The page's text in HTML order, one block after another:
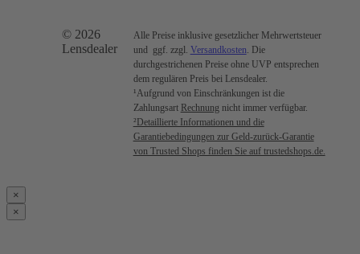
© 2026
Lensdealer
Alle Preise inklusive gesetzlicher Mehrwertsteuer
und ggf. zzgl. Versandkosten. Die
durchgestrichenen Preise ohne UVP entsprechen
dem regulären Preis bei Lensdealer.
¹Aufgrund von Einschränkungen ist die
Zahlungsart Rechnungnicht immer verfügbar.
²Detaillierte Informationen und die
Garantiebedingungen zur Geld-zurück-Garantie
von Trusted Shops finden Sie auf trustedshops.de.
×
×